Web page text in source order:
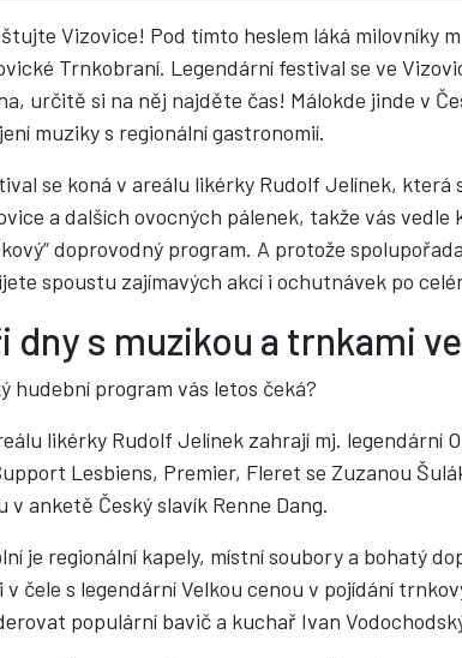
Vizovice! Pod tímto heslem láká milovníky
Trnkobraní. Legendární festival se ve
určitě si na něj najděte čas! Málokde jinde v
muziky s regionální gastronomií.
se koná v areálu likérky Rudolf Jelínek, která
a dalších ovocných pálenek, takže vás
doprovodný program. A protože
spoustu zajímavých akcí i ochutnávek po
dny s muzikou a trnkami
hudební program vás letos čeká?
likérky Rudolf Jelínek zahrají mj. legendární
Lesbiens, Premier, Fleret se Zuzanou
v anketě Český slavík Renne Dang.
je regionální kapely, místní soubory a bohatý
v čele s legendární Velkou cenou v pojídání
populární bavič a kuchař Ivan